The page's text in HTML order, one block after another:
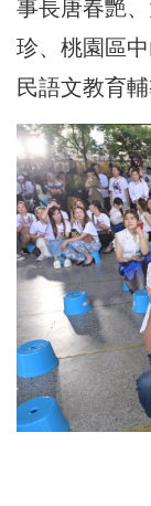
事長唐春艷
珍、桃園區
民語文教育